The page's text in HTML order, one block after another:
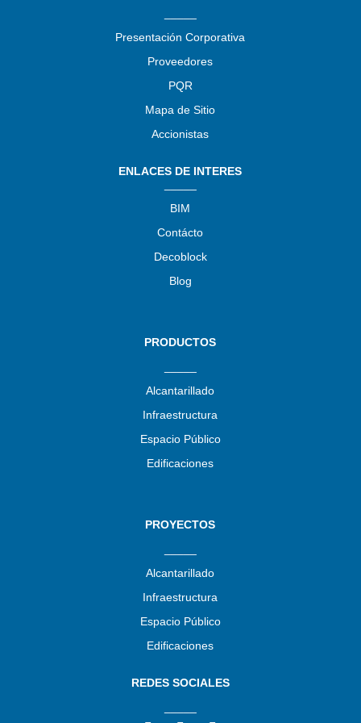
Presentación Corporativa
Proveedores
PQR
Mapa de Sitio
Accionistas
ENLACES DE INTERES
BIM
Contácto
Decoblock
Blog
PRODUCTOS
Alcantarillado
Infraestructura
Espacio Público
Edificaciones
PROYECTOS
Alcantarillado
Infraestructura
Espacio Público
Edificaciones
REDES SOCIALES